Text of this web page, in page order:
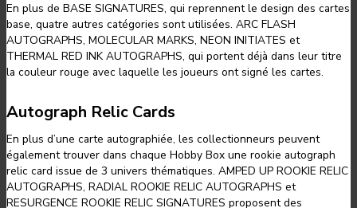
En plus de BASE SIGNATURES, qui reprennent le design des cartes
base, quatre autres catégories sont utilisées. ARC FLASH
AUTOGRAPHS, MOLECULAR MARKS, NEON INITIATES et
THERMAL RED INK AUTOGRAPHS, qui portent déjà dans leur titre
la couleur rouge avec laquelle les joueurs ont signé les cartes.
Autograph Relic Cards
En plus d’une carte autographiée, les collectionneurs peuvent
également trouver dans chaque Hobby Box une rookie autograph
relic card issue de 3 univers thématiques. AMPED UP ROOKIE RELIC
AUTOGRAPHS, RADIAL ROOKIE RELIC AUTOGRAPHS et
RESURGENCE ROOKIE RELIC SIGNATURES proposent des